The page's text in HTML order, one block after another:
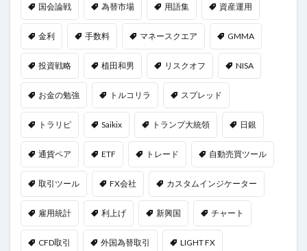
国会論戦 為替市場 用語集 資産運用
金利 手数料 マネースクエア GMMA
投資戦略 植田和男 リスクオフ NISA
お金の勉強 トルコリラ スプレッド
トラリピ Saikix トランプ大統領 日銀
通貨ペア ETF トレード 自動売買ツール
取引ツール FX会社 カスタムインジケーター
雇用統計 利上げ 新興国 チャート
CFD取引 外国為替取引 LIGHT FX